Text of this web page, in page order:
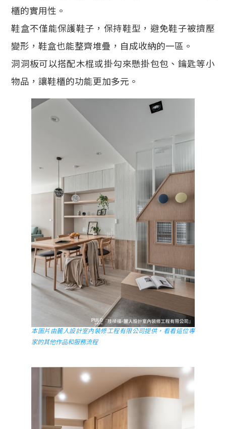
櫃的實用性。
鞋盒不僅能保護鞋子，保持鞋型，避免鞋子被擠壓
變形，鞋盒也能整齊堆疊，自成收納的一區。
洞洞板可以搭配木棍或掛勾來懸掛包包、鑰匙等小
物品，讓鞋櫃的功能更加多元。
本圖片由麓人設計室內裝修工程有限公司提供，看看這位專
家的其他作品和服務流程